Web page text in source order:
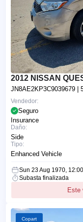
2012 NISSAN
JN8AE2KP3C9039679 |
Vendedor:
Seguro
Insurance
Daño:
Side
Tipo:
Enhanced Vehicle
Sun 23 Aug 1970, 12:00
Subasta finalizada
Este
Copart